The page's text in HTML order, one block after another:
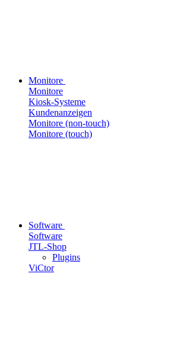
Monitore
Monitore
Kiosk-Systeme
Kundenanzeigen
Monitore (non-touch)
Monitore (touch)
Software
Software
JTL-Shop
Plugins
ViCtor